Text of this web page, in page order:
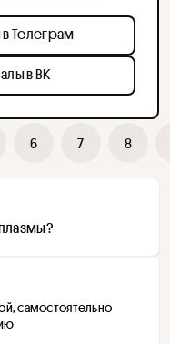
6 7 8
самостоятельно
Телеграм
в ВК